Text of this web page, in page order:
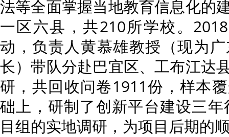
法等全面掌握当地教育信息化的
一区六县，共210所学校。
动，负责人黄慕雄教授（现为
长）带队分赴巴宜区、工布江达
研，共回收问卷1911份，样本
础上，研制了创新平台建设三
目组的实地调研，为项目后期的